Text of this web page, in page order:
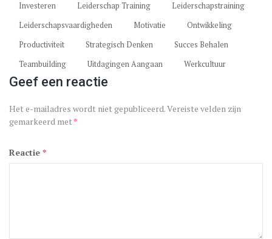
Investeren
Leiderschap Training
Leiderschapstraining
Leiderschapsvaardigheden
Motivatie
Ontwikkeling
Productiviteit
Strategisch Denken
Succes Behalen
Teambuilding
Uitdagingen Aangaan Werkcultuur
Geef een reactie
Het e-mailadres wordt niet gepubliceerd.Vereiste velden zijn
gemarkeerd met *
Reactie *